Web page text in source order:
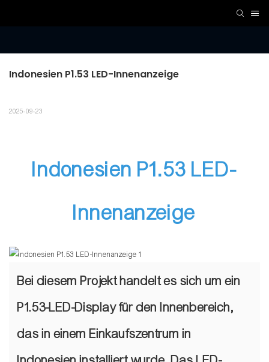
Indonesien P1.53 LED-Innenanzeige
2025-09-23
Indonesien P1.53 LED-
Innenanzeige
Bei diesem Projekt handelt es sich um ein
P1.53-LED-Display für den Innenbereich,
das in einem Einkaufszentrum in